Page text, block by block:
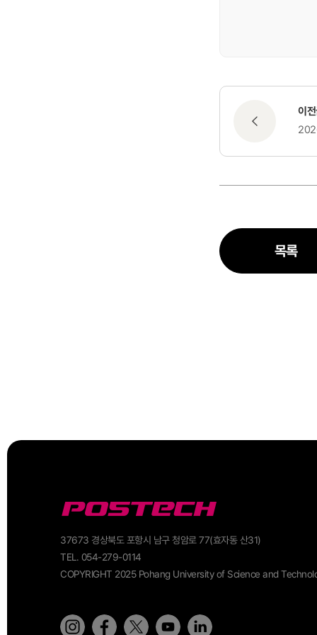
이
목록
37673 경상북도 포항시 남구 청암로 77(효자동 산31)
TEL. 054-279-0114
COPYRIGHT 2025 Pohang University of Science and